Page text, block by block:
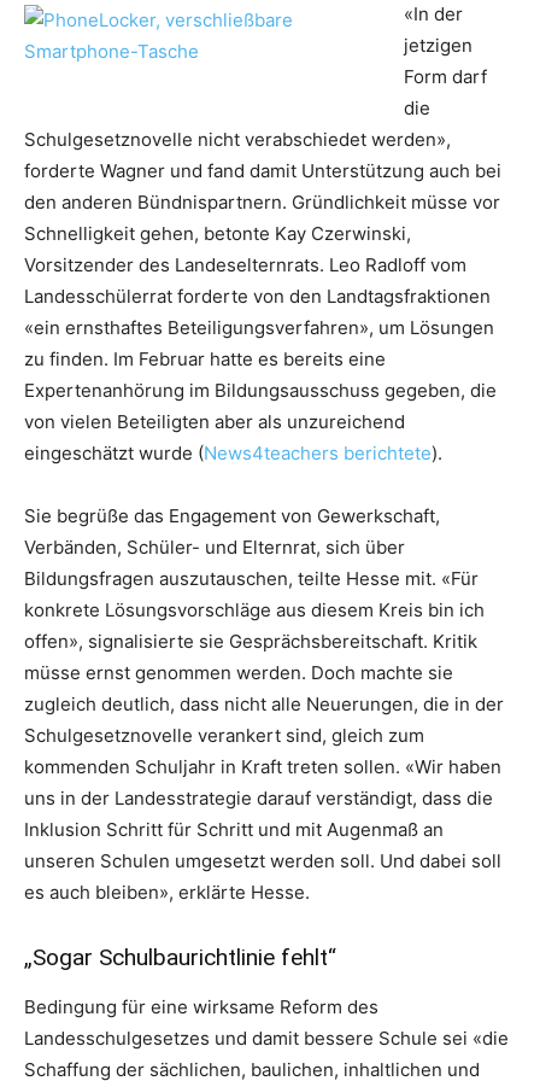
«In der
jetzigen
Form darf
die
Schulgesetznovelle nicht verabschiedet werden»,
forderte Wagner und fand damit Unterstützung auch bei
den anderen Bündnispartnern. Gründlichkeit müsse vor
Schnelligkeit gehen, betonte Kay Czerwinski,
Vorsitzender des Landeselternrats. Leo Radloff vom
Landesschülerrat forderte von den Landtagsfraktionen
«ein ernsthaftes Beteiligungsverfahren», um Lösungen
zu finden. Im Februar hatte es bereits eine
Expertenanhörung im Bildungsausschuss gegeben, die
von vielen Beteiligten aber als unzureichend
eingeschätzt wurde (News4teachers berichtete).
Sie begrüße das Engagement von Gewerkschaft,
Verbänden, Schüler- und Elternrat, sich über
Bildungsfragen auszutauschen, teilte Hesse mit. «Für
konkrete Lösungsvorschläge aus diesem Kreis bin ich
offen», signalisierte sie Gesprächsbereitschaft. Kritik
müsse ernst genommen werden. Doch machte sie
zugleich deutlich, dass nicht alle Neuerungen, die in der
Schulgesetznovelle verankert sind, gleich zum
kommenden Schuljahr in Kraft treten sollen. «Wir haben
uns in der Landesstrategie darauf verständigt, dass die
Inklusion Schritt für Schritt und mit Augenmaß an
unseren Schulen umgesetzt werden soll. Und dabei soll
es auch bleiben», erklärte Hesse.
„Sogar Schulbaurichtlinie fehlt“
Bedingung für eine wirksame Reform des
Landesschulgesetzes und damit bessere Schule sei «die
Schaffung der sächlichen, baulichen, inhaltlichen und